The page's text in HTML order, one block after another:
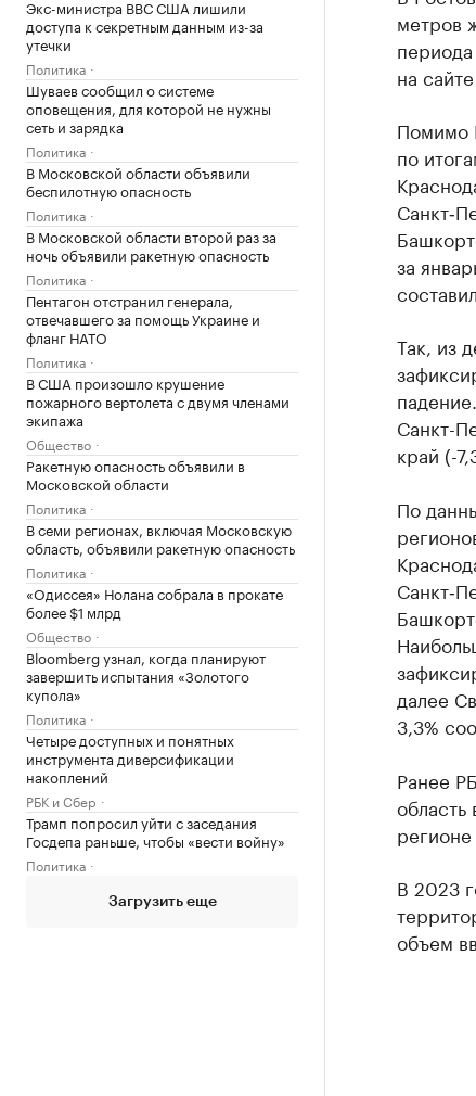
Экс-министра ВВС США лишили
доступа к секретным данным из-за
утечки
Политика
Шуваев сообщил о системе
оповещения, для которой не нужны
сеть и зарядка
Политика
В Московской области объявили
беспилотную опасность
Политика
В Московской области второй раз за
ночь объявили ракетную опасность
Политика
Пентагон отстранил генерала,
отвечавшего за помощь Украине и
фланг НАТО
Политика
В США произошло крушение
пожарного вертолета с двумя членами
экипажа
Общество
Ракетную опасность объявили в
Московской области
Политика
В семи регионах, включая Московскую
область, объявили ракетную опасность
Политика
«Одиссея» Нолана собрала в прокате
более $1 млрд
Общество
Bloomberg узнал, когда планируют
завершить испытания «Золотого
купола»
Политика
Четыре доступных и понятных
инструмента диверсификации
накоплений
РБК и Сбер
Трамп попросил уйти с заседания
Госдепа раньше, чтобы «вести войну»
Политика
Загрузить еще
метров
на
Помимо
по
за
Так, из
Санкт-
край (-
По
далее
3,3%
Ранее
В 2023
объем